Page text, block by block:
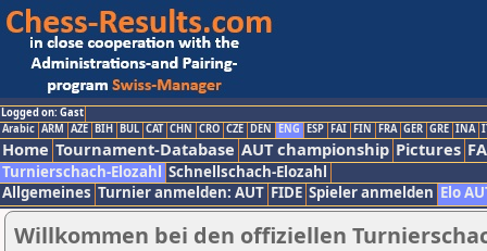
Logged on: Gast
Arabic ARM AZE BIH BUL CAT CHN CRO CZE DEN ENG ESP FAI FIN FRA GER GRE INA
Home Tournament-Database AUT championship Pictures
Turnierschach-Elozahl Schnellschach-Elozahl
Allgemeines Turnier anmelden: AUT FIDE Spieler anmelden Elo
Willkommen bei den offiziellen